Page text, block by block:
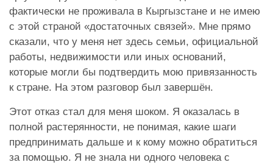
фактически не проживала в Кыргызстане и не имею
с этой страной «достаточных связей». Мне прямо
сказали, что у меня нет здесь семьи, официальной
работы, недвижимости или иных оснований,
которые могли бы подтвердить мою привязанность
к стране. На этом разговор был завершён.
Этот отказ стал для меня шоком. Я оказалась в
полной растерянности, не понимая, какие шаги
предпринимать дальше и к кому можно обратиться
за помощью. Я не знала ни одного человека с